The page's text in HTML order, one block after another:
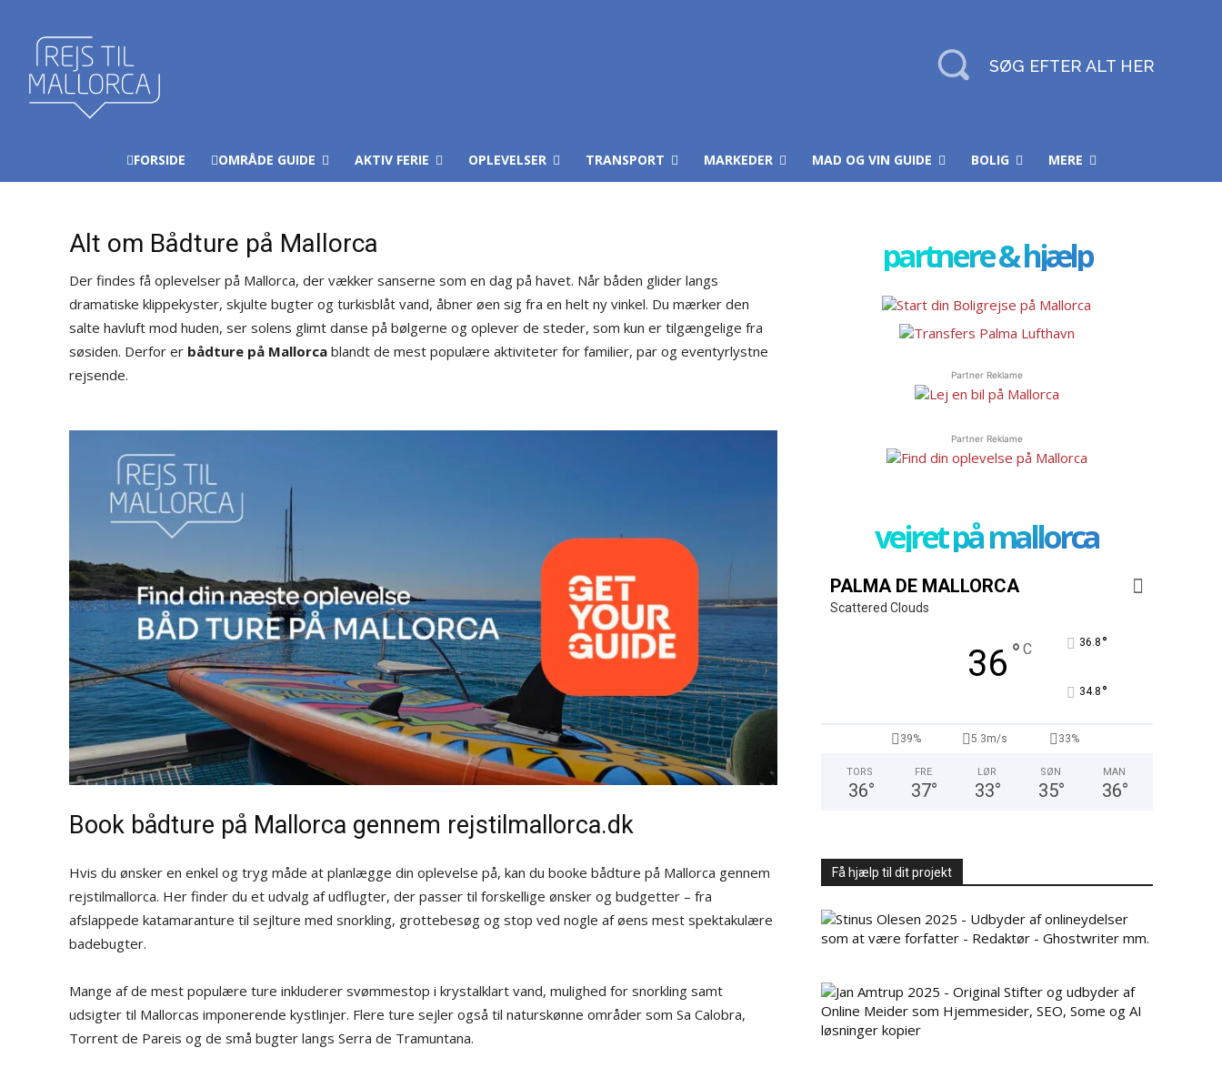
SØG EFTER ALT HER
FORSIDE OMRÅDE GUIDE AKTIV FERIE OPLEVELSER TRANSPORT MARKEDER MAD OG VIN GUIDE BOLIG MERE
Alt om Bådture på Mallorca
Der findes få oplevelser på Mallorca, der vækker sanserne som en dag på havet. Når båden glider langs
dramatiske klippekyster, skjulte bugter og turkisblåt vand, åbner øen sig fra en helt ny vinkel. Du mærker den
salte havluft mod huden, ser solens glimt danse på bølgerne og oplever de steder, som kun er tilgængelige fra
søsiden. Derfor er bådture på Mallorca blandt de mest populære aktiviteter for familier, par og eventyrlystne
rejsende.
Book bådture på Mallorca gennem rejstilmallorca.dk
Hvis du ønsker en enkel og tryg måde at planlægge din oplevelse på, kan du booke bådture på Mallorca gennem
rejstilmallorca. Her finder du et udvalg af udflugter, der passer til forskellige ønsker og budgetter – fra
afslappede katamaranture til sejlture med snorkling, grottebesøg og stop ved nogle af øens mest spektakulære
badebugter.
Mange af de mest populære ture inkluderer svømmestop i krystalklart vand, mulighed for snorkling samt
udsigter til Mallorcas imponerende kystlinjer. Flere ture sejler også til naturskønne områder som Sa Calobra,
Torrent de Pareis og de små bugter langs Serra de Tramuntana.
partnere & hjælp
Partner Reklame
Partner Reklame
vejret på mallorca
PALMA DE MALLORCA
Scattered Clouds
36 ° C 36.8 °
34.8 °
39% 5.3m/s 33%
TORS
36°
FRE
37°
LØR
33°
SØN
35°
MAN
36°
Få hjælp til dit projekt